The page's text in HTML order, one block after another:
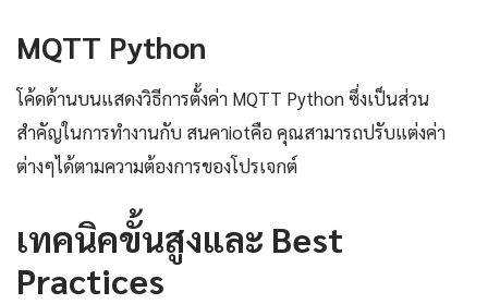
MQTT Python
โค้ดด้านบนแสดงวิธีการตั้งค่า MQTT Python ซึ่งเป็นส่วน
สำคัญในการทำงานกับ สนคาiotคือ คุณสามารถปรับแต่งค่า
ต่างๆได้ตามความต้องการของโปรเจกต์
เทคนิคขั้นสูงและ Best
Practices